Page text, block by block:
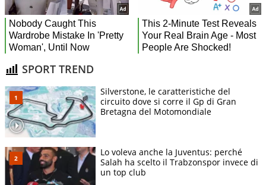
SPORT TREND
Silverstone, le caratteristiche del
circuito dove si corre il Gp di Gran
Bretagna del Motomondiale
Lo voleva anche la Juventus: perché
Salah ha scelto il Trabzonspor invece di
un top club